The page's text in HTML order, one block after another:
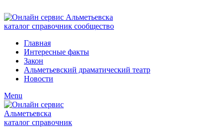
Главная
Интересные факты
Закон
Альметьевский драматический театр
Новости
Menu